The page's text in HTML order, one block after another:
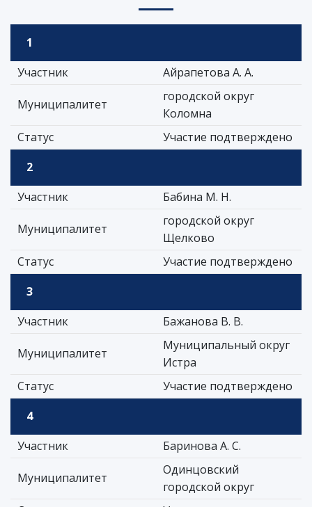
1
Участник
Айрапетова А. А.
Муниципалитет
городской округ
Коломна
Статус
Участие подтверждено
2
Участник
Бабина М. Н.
Муниципалитет
городской округ
Щелково
Статус
Участие подтверждено
3
Участник
Бажанова В. В.
Муниципалитет
Муниципальный округ
Истра
Статус
Участие подтверждено
4
Участник
Баринова А. С.
Муниципалитет
Одинцовский
городской округ